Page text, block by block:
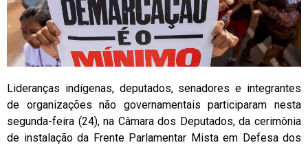
Lideranças indígenas, deputados, senadores e integrantes
de organizações não governamentais participaram nesta
segunda-feira (24), na Câmara dos Deputados, da cerimônia
de instalação da Frente Parlamentar Mista em Defesa dos